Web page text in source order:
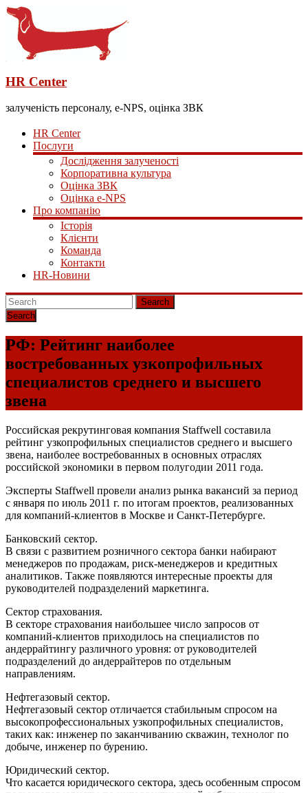
HR Center
залученість персоналу, e-NPS, оцінка ЗВК
HR Center
Послуги
Дослідження залученості
Корпоративна культура
Оцінка ЗВК
Оцінка e-NPS
Про компанію
Історія
Клієнти
Команда
Контакти
HR-Новини
Search
РФ: Рейтинг наиболее
востребованных узкопрофильных
специалистов среднего и высшего
звена
Российская рекрутинговая компания Staffwell составила
рейтинг узкопрофильных специалистов среднего и высшего
звена, наиболее востребованных в основных отраслях
российской экономики в первом полугодии 2011 года.
Эксперты Staffwell провели анализ рынка вакансий за период
с января по июль 2011 г. по итогам проектов, реализованных
для компаний-клиентов в Москве и Санкт-Петербурге.
Банковский сектор.
В связи с развитием розничного сектора банки набирают
менеджеров по продажам, риск-менеджеров и кредитных
аналитиков. Также появляются интересные проекты для
руководителей подразделений маркетинга.
Cектор страхования.
В секторе страхования наибольшее число запросов от
компаний-клиентов приходилось на специалистов по
андеррайтингу различного уровня: от руководителей
подразделений до андеррайтеров по отдельным
направлениям.
Нефтегазовый сектор.
Нефтегазовый сектор отличается стабильным спросом на
высокопрофессиональных узкопрофильных специалистов,
таких как: инженер по заканчиванию скважин, технолог по
добыче, инженер по бурению.
Юридический сектор.
Что касается юридического сектора, здесь особенным спросом